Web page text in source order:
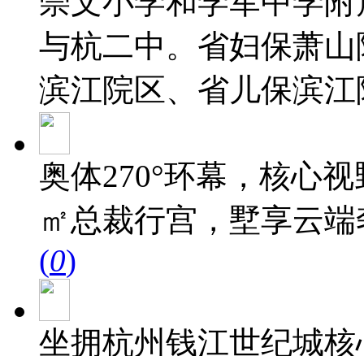
与杭二中。省妇保萧
滨江院区、省儿保滨
奥体‭‮心核‬‬，270°‭‮幕环‬‬视野.‭‮享奢‬‬大尺度采光，约430-450
㎡总裁行宫，墅享云
(0)
坐拥杭州钱江世纪城